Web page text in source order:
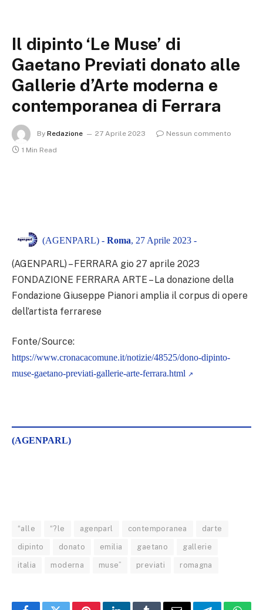
Il dipinto ‘Le Muse’ di
Gaetano Previati donato alle
Gallerie d’Arte moderna e
contemporanea di Ferrara
By Redazione 27 Aprile 2023
Nessun commento
1 Min Read
(AGENPARL) - Roma, 27 Aprile 2023 -
(AGENPARL) – FERRARA gio 27 aprile 2023
FONDAZIONE FERRARA ARTE – La donazione della
Fondazione Giuseppe Pianori amplia il corpus di opere
dell’artista ferrarese
Fonte/Source:
https://www.cronacacomune.it/notizie/48525/dono-dipinto-
muse-gaetano-previati-gallerie-arte-ferrara.html
(AGENPARL)
“alle “?le agenparl contemporanea darte
dipinto donato emilia gaetano gallerie
italia moderna muse” previati romagna